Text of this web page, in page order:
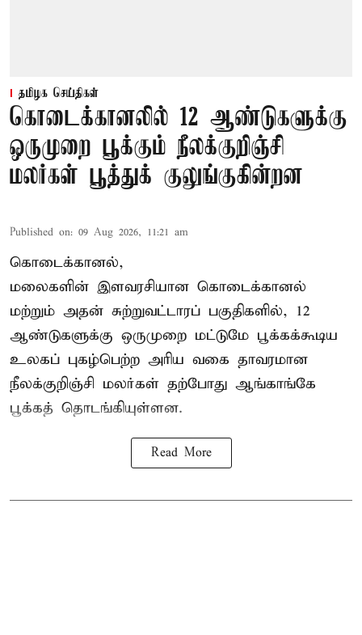
தமிழக செய்திகள்
கொடைக்கானலில் 12 ஆண்டுகளுக்கு
ஒருமுறை பூக்கும் நீலக்குறிஞ்சி
மலர்கள் பூத்துக் குலுங்குகின்றன
Published on: 09 Aug 2026, 11:21 am
கொடைக்கானல்,
மலைகளின் இளவரசியான கொடைக்கானல்
மற்றும் அதன் சுற்றுவட்டாரப் பகுதிகளில், 12
ஆண்டுகளுக்கு ஒருமுறை மட்டுமே பூக்கக்கூடிய
உலகப் புகழ்பெற்ற அரிய வகை தாவரமான
நீலக்குறிஞ்சி மலர்கள் தற்போது ஆங்காங்கே
பூக்கத் தொடங்கியுள்ளன.
Read More